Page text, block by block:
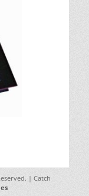
| Catch